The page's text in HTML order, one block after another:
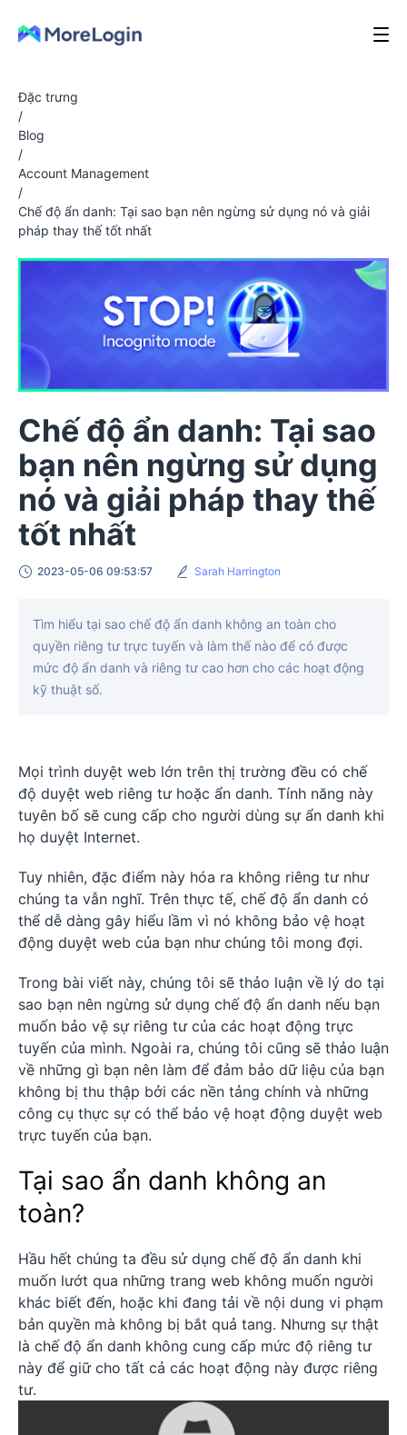
Đặc trưng
/
Blog
/
Account Management
/
Chế độ ẩn danh: Tại sao bạn nên ngừng sử dụng nó và giải
pháp thay thế tốt nhất
Chế độ ẩn danh: Tại sao
bạn nên ngừng sử dụng
nó và giải pháp thay thế
tốt nhất
2023-05-06 09:53:57 Sarah Harrington
Tìm hiểu tại sao chế độ ẩn danh không an toàn cho
quyền riêng tư trực tuyến và làm thế nào để có được
mức độ ẩn danh và riêng tư cao hơn cho các hoạt động
kỹ thuật số.
Mọi trình duyệt web lớn trên thị trường đều có chế
độ duyệt web riêng tư hoặc ẩn danh. Tính năng này
tuyên bố sẽ cung cấp cho người dùng sự ẩn danh khi
họ duyệt Internet.
Tuy nhiên, đặc điểm này hóa ra không riêng tư như
chúng ta vẫn nghĩ. Trên thực tế, chế độ ẩn danh có
thể dễ dàng gây hiểu lầm vì nó không bảo vệ hoạt
động duyệt web của bạn như chúng tôi mong đợi.
Trong bài viết này, chúng tôi sẽ thảo luận về lý do tại
sao bạn nên ngừng sử dụng chế độ ẩn danh nếu bạn
muốn bảo vệ sự riêng tư của các hoạt động trực
tuyến của mình. Ngoài ra, chúng tôi cũng sẽ thảo luận
về những gì bạn nên làm để đảm bảo dữ liệu của bạn
không bị thu thập bởi các nền tảng chính và những
công cụ thực sự có thể bảo vệ hoạt động duyệt web
trực tuyến của bạn.
Tại sao ẩn danh không an
toàn?
Hầu hết chúng ta đều sử dụng chế độ ẩn danh khi
muốn lướt qua những trang web không muốn người
khác biết đến, hoặc khi đang tải về nội dung vi phạm
bản quyền mà không bị bắt quả tang. Nhưng sự thật
là chế độ ẩn danh không cung cấp mức độ riêng tư
này để giữ cho tất cả các hoạt động này được riêng
tư.